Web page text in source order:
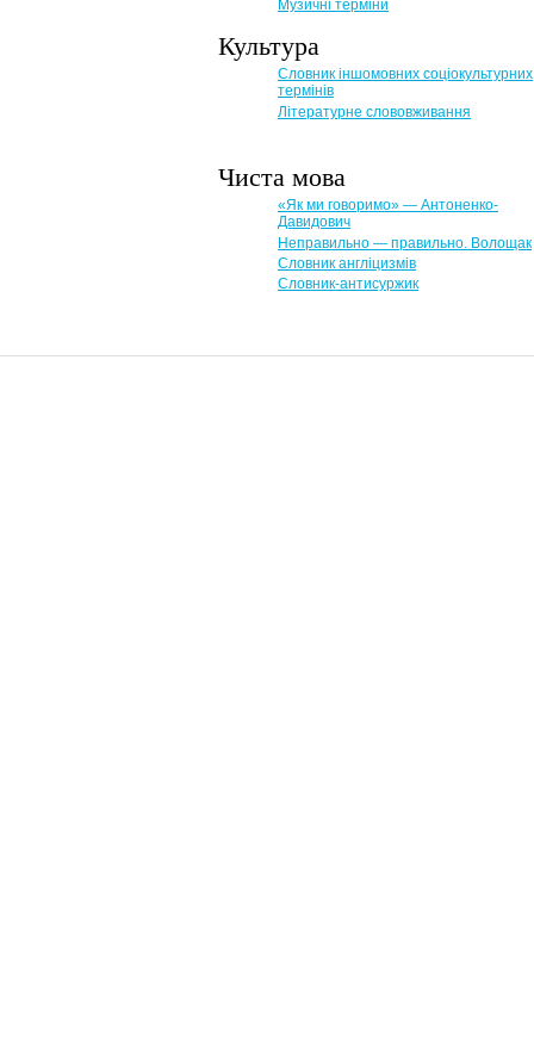
Музичні терміни
Культура
Словник іншомовних соціокультурних
термінів
Літературне слововживання
Чиста мова
«Як ми говоримо» — Антоненко-
Давидович
Неправильно — правильно. Волощак
Словник англіцизмів
Словник-антисуржик